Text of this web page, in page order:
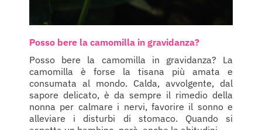
Posso bere la camomilla in gravidanza?
Posso bere la camomilla in gravidanza? La
camomilla è forse la tisana più amata e
consumata al mondo. Calda, avvolgente, dal
sapore delicato, è da sempre il rimedio della
nonna per calmare i nervi, favorire il sonno e
alleviare i disturbi di stomaco. Quando si